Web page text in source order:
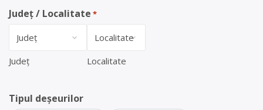
Județ / Localitate *
Județ Localitate
Tipul deșeurilor